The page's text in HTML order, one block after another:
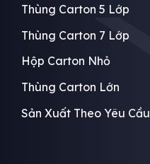
Thùng Carton 5 Lớp
Thùng Carton 7 Lớp
Hộp Carton Nhỏ
Thùng Carton Lớn
Sản Xuất Theo Yêu Cầu